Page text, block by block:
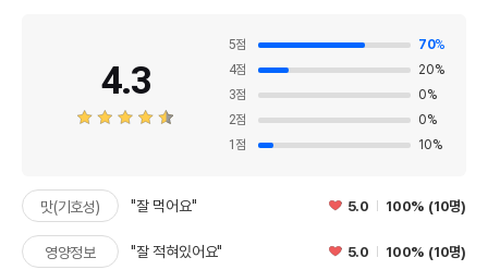
4.3
5점 70%
4점 20%
3점 0%
2점 0%
1 점 10%
맛(기호성) "잘 먹어요" 5.0 100% (10명)
영양정보 "잘 적혀있어요" 5.0 100% (10명)